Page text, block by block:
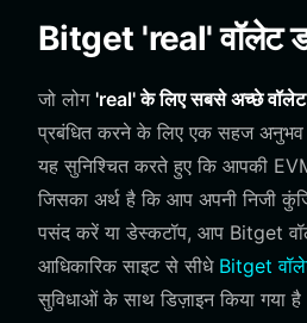
Bitget 'real' वॉलेट
जो लोग 'real' के लिए सबसे अच्छे वॉलेट
प्रबंधित करने के लिए एक सहज अनुभव
यह सुनिश्चित करते हुए कि आपकी
जिसका अर्थ है कि आप अपनी निजी
पसंद करें या डेस्कटॉप, आप Bitget
आधिकारिक साइट से सीधे Bitget
सुविधाओं के साथ डिज़ाइन किया गया